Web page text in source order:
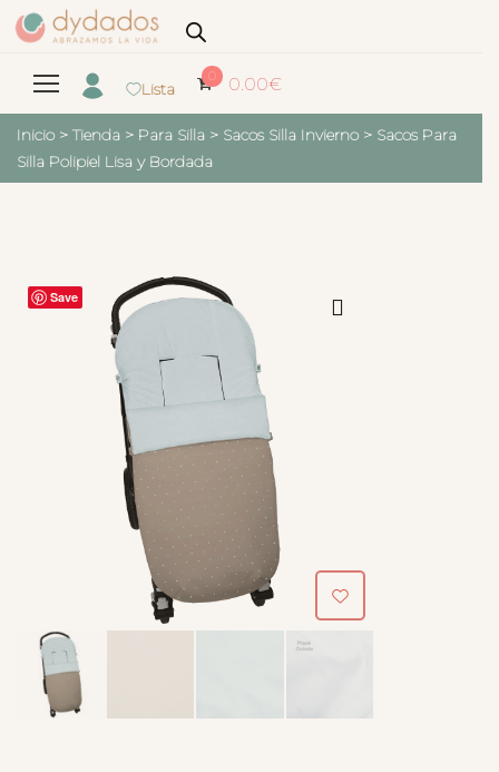
Lista
0 0.00€
Inicio > Tienda > Para Silla > Sacos Silla Invierno > Sacos Para
Silla Polipiel Lisa y Bordada
Save